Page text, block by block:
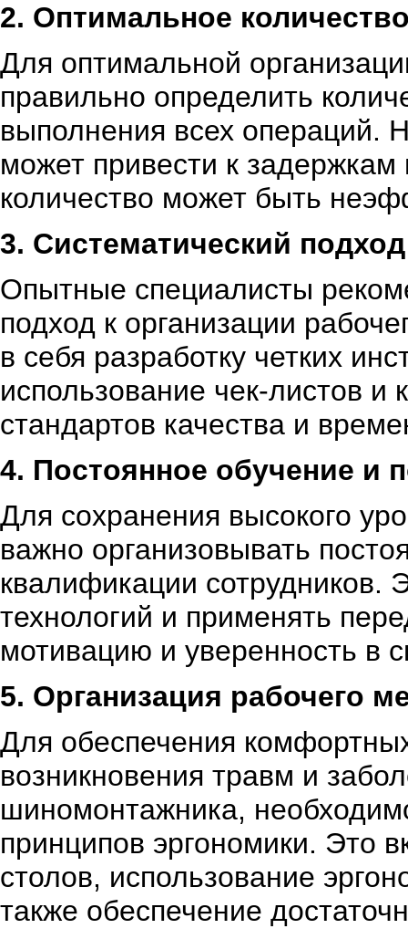
2. Оптимальное
Для оптимальной
правильно определить
выполнения всех операций.
может привести к
количество может быть
3. Систематический
Опытные специалисты
подход к организации
в себя разработку четких
использование чек-листов и
стандартов качества и
4. Постоянное обучение и
Для сохранения высокого
важно организовывать
квалификации сотрудников.
технологий и применять
мотивацию и уверенность в
5. Организация рабочего
Для обеспечения
возникновения травм и
шиномонтажника,
принципов эргономики. Это
столов, использование
также обеспечение